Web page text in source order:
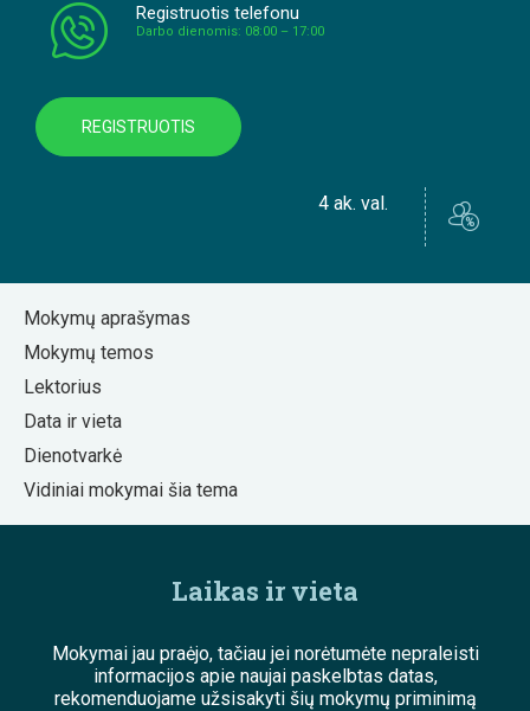
Registruotis telefonu
Darbo dienomis: 08:00 – 17:00
REGISTRUOTIS
4 ak. val.
Mokymų aprašymas
Mokymų temos
Lektorius
Data ir vieta
Dienotvarkė
Vidiniai mokymai šia tema
Laikas ir vieta
Mokymai jau praėjo, tačiau jei norėtumėte nepraleisti
informacijos apie naujai paskelbtas datas,
rekomenduojame užsisakyti šių mokymų priminimą